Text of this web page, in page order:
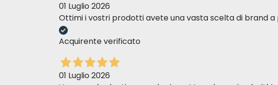
01 Luglio 2026
Ottimi i vostri prodotti avete una vasta scelta di brand
Acquirente verificato
01 Luglio 2026